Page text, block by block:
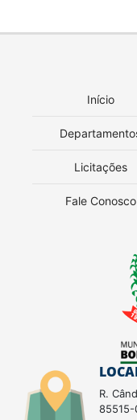
Início
Licitações
Fale Conosco
R.